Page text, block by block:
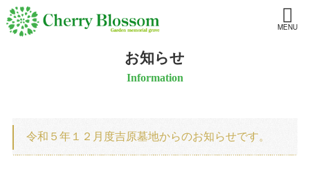
MENU
お知らせ
Information
令和５年１２月度吉原墓地からのお知らせです。